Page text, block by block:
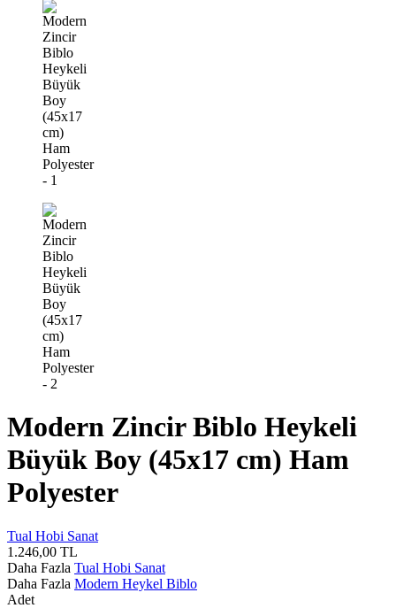
Modern Zincir Biblo Heykeli
Büyük Boy (45x17 cm) Ham
Polyester
Tual Hobi Sanat
1.246,00 TL
Daha Fazla Tual Hobi Sanat
Daha Fazla Modern Heykel Biblo
Adet